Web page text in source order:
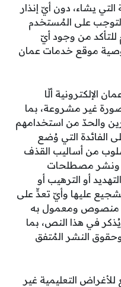
يشاء، دون أيّ إنذار
على المُستخدم
من وجود أيّ
موقع خدمات عمان
الإلكترونية ألّا
غير مشروعة، بما
والحدّ من استخدامهم
الفائدة التي وُضع
من أساليب القذف
ونشر مصطلحات
أو الترهيب أو
عليها وأيّ تعدٍّ على
منصوص ومعمول به
في هذا النص، بما
النشر المُتفق
التعليمية غير